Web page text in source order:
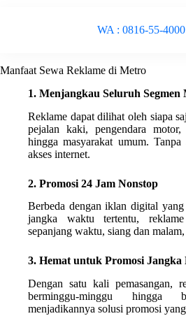
WA : 0816-55-4000
Manfaat Sewa Reklame di Metro
1. Menjangkau Seluruh Segmen
Reklame dapat dilihat oleh siapa
pejalan kaki, pengendara
hingga masyarakat umum.
akses internet.
2. Promosi 24 Jam Nonstop
Berbeda dengan iklan digital
jangka waktu tertentu,
sepanjang waktu, siang dan
3. Hemat untuk Promosi Jangka
Dengan satu kali pemasangan,
berminggu-minggu hingga
menjadikannya solusi promosi